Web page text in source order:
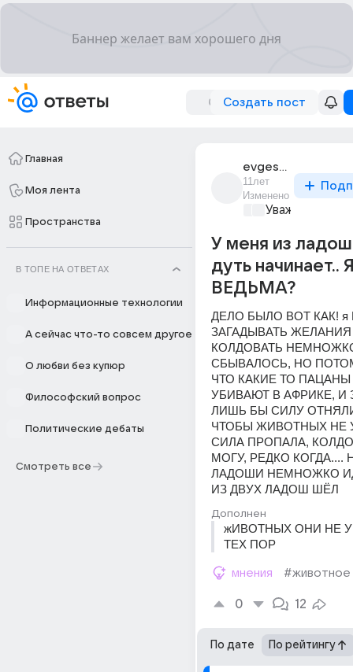
Создать пост
Главная
Моя лента
Пространства
В ТОПЕ НА ОТВЕТАХ
Информационные технологии
А сейчас что-то совсем другое
О любви без купюр
Философский вопрос
Политические дебаты
Смотреть все
evgesha_kozlova_2
11лет
Изменено
Уважаемый
У меня из
дуть начинает..
ВЕДЬМА?
ДЕЛО БЫЛО ВОТ КАК! я
ЗАГАДЫВАТЬ
КОЛДОВАТЬ
СБЫВАЛОСЬ, НО
ЧТО КАКИЕ ТО
УБИВАЮТ В АФРИКЕ, И
ЛИШЬ БЫ СИЛУ
ЧТОБЫ ЖИВОТНЫХ НЕ
СИЛА ПРОПАЛА,
МОГУ, РЕДКО КОГДА....
ЛАДОШИ НЕМНОЖКО
ИЗ ДВУХ ЛАДОШ ШЁЛ
Дополнен
жИВОТНЫХ ОНИ НЕ
ТЕХ ПОР
мнения #животное
0 12
По дате По рейтингу